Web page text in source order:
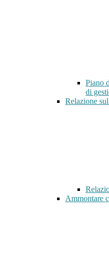
Piano
di
Relazione
Ammontare